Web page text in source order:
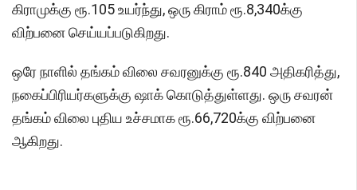
கிராமுக்கு ரூ.105 உயர்ந்து, ஒரு கிராம் ரூ.8,340க்கு
விற்பனை செய்யப்படுகிறது.
ஒரே நாளில் தங்கம் விலை சவரனுக்கு ரூ.840 அதிகரித்து,
நகைப்பிரியர்களுக்கு ஷாக் கொடுத்துள்ளது. ஒரு சவரன்
தங்கம் விலை புதிய உச்சமாக ரூ.66,720க்கு விற்பனை
ஆகிறது.